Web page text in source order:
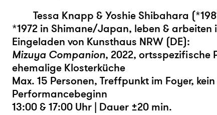
Tessa Knapp & Yoshie Shibahara
*1972 in Shimane/Japan, leben & arbeiten
Eingeladen von Kunsthaus NRW (DE):
Mizuya Companion, 2022, ortsspezifische
ehemalige Klosterküche
Max. 15 Personen, Treffpunkt im Foyer,
Performancebeginn
13:00 & 17:00 Uhr | Dauer ±20 min.